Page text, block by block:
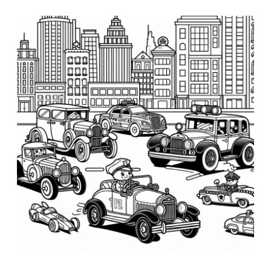
c
a
t
i
o
n